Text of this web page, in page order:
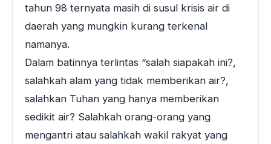
tahun 98 ternyata masih di susul krisis air di
daerah yang mungkin kurang terkenal
namanya.
Dalam batinnya terlintas “salah siapakah ini?,
salahkah alam yang tidak memberikan air?,
salahkan Tuhan yang hanya memberikan
sedikit air? Salahkah orang-orang yang
mengantri atau salahkah wakil rakyat yang